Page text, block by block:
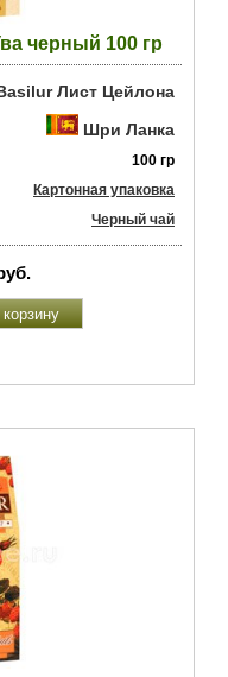
черный 100 гр
Лист Цейлона
Шри Ланка
100 гр
Картонная упаковка
Черный чай